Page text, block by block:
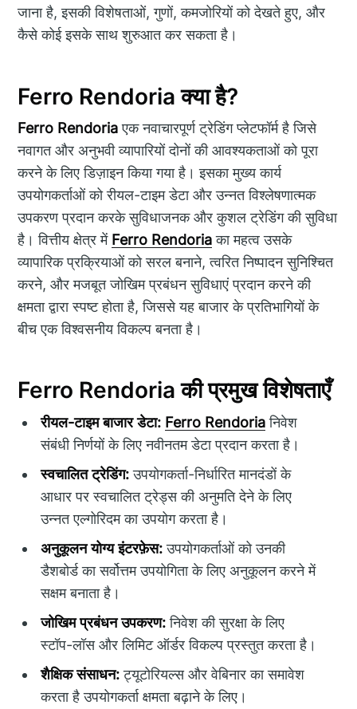
जाना है, इसकी विशेषताओं, गुणों, कमजोरियों को देखते हुए, और
कैसे कोई इसके साथ शुरुआत कर सकता है।
Ferro Rendoria क्या है?
Ferro Rendoriaएक नवाचारपूर्ण ट्रेडिंग प्लेटफॉर्म है जिसे
नवागत और अनुभवी व्यापारियों दोनों की आवश्यकताओं को पूरा
करने के लिए डिज़ाइन किया गया है। इसका मुख्य कार्य
उपयोगकर्ताओं को रीयल-टाइम डेटा और उन्नत विश्लेषणात्मक
उपकरण प्रदान करके सुविधाजनक और कुशल ट्रेडिंग की सुविधा
है। वित्तीय क्षेत्र में Ferro Rendoriaका महत्व उसके
व्यापारिक प्रक्रियाओं को सरल बनाने, त्वरित निष्पादन सुनिश्चित
करने, और मजबूत जोखिम प्रबंधन सुविधाएं प्रदान करने की
क्षमता द्वारा स्पष्ट होता है, जिससे यह बाजार के प्रतिभागियों के
बीच एक विश्वसनीय विकल्प बनता है।
Ferro Rendoria की प्रमुख विशेषताएँ
रीयल-टाइम बाजार डेटा: Ferro Rendoriaनिवेश
संबंधी निर्णयों के लिए नवीनतम डेटा प्रदान करता है।
स्वचालित ट्रेडिंग:उपयोगकर्ता-निर्धारित मानदंडों के
आधार पर स्वचालित ट्रेड्स की अनुमति देने के लिए
उन्नत एल्गोरिदम का उपयोग करता है।
अनुकूलन योग्य इंटरफ़ेस:उपयोगकर्ताओं को उनकी
डैशबोर्ड का सर्वोत्तम उपयोगिता के लिए अनुकूलन करने में
सक्षम बनाता है।
जोखिम प्रबंधन उपकरण:निवेश की सुरक्षा के लिए
स्टॉप-लॉस और लिमिट ऑर्डर विकल्प प्रस्तुत करता है।
शैक्षिक संसाधन:ट्यूटोरियल्स और वेबिनार का समावेश
करता है उपयोगकर्ता क्षमता बढ़ाने के लिए।